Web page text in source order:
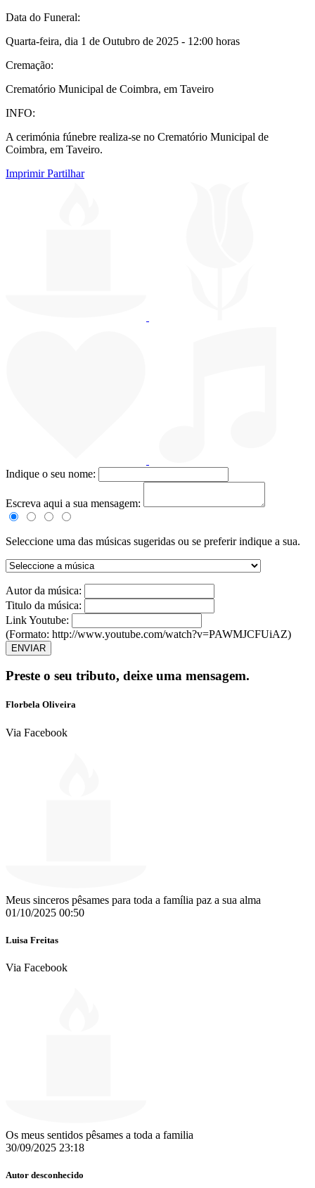
Data do Funeral:
Quarta-feira, dia 1 de Outubro de 2025 - 12:00 horas
Cremação:
Crematório Municipal de Coimbra, em Taveiro
INFO:
A cerimónia fúnebre realiza-se no Crematório Municipal de
Coimbra, em Taveiro.
Imprimir Partilhar
Indique o seu nome:
Escreva aqui a sua mensagem:
Seleccione uma das músicas sugeridas ou se preferir indique a sua.
Autor da música:
Titulo da música:
Link Youtube:
(Formato: http://www.youtube.com/watch?v=PAWMJCFUiAZ)
ENVIAR
Preste o seu tributo, deixe uma mensagem.
Florbela Oliveira
Via Facebook
Meus sinceros pêsames para toda a família paz a sua alma
01/10/2025 00:50
Luisa Freitas
Via Facebook
Os meus sentidos pêsames a toda a familia
30/09/2025 23:18
Autor desconhecido